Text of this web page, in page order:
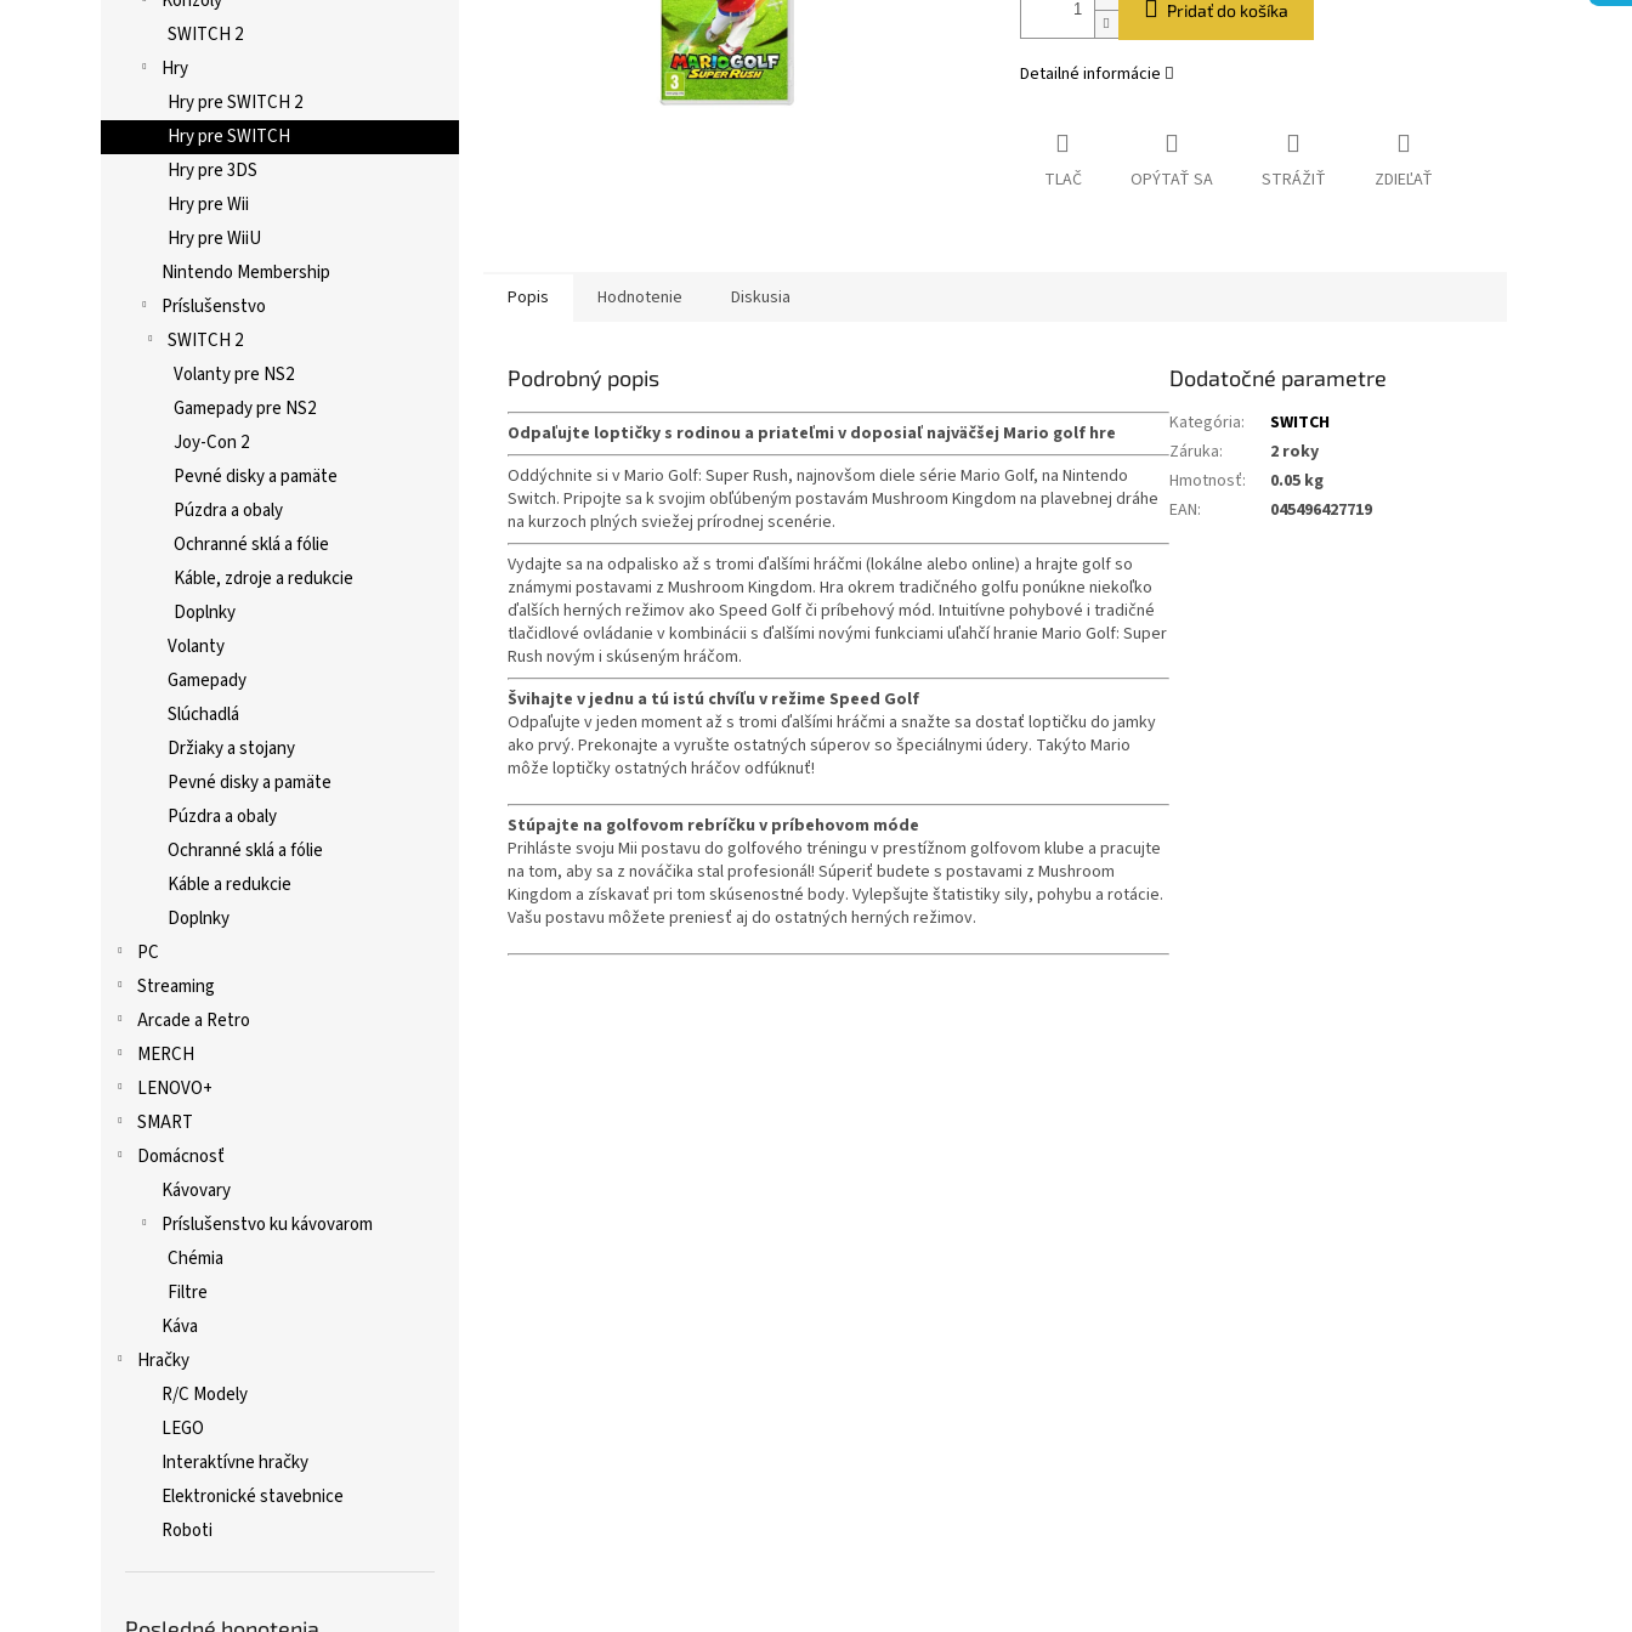
SWITCH 2
Hry
Hry pre SWITCH 2
Hry pre SWITCH
Hry pre 3DS
Hry pre Wii
Hry pre WiiU
Nintendo Membership
Príslušenstvo
SWITCH 2
Volanty pre NS2
Gamepady pre NS2
Joy-Con 2
Pevné disky a pamäte
Púzdra a obaly
Ochranné sklá a fólie
Káble, zdroje a redukcie
Doplnky
Volanty
Gamepady
Slúchadlá
Držiaky a stojany
Pevné disky a pamäte
Púzdra a obaly
Ochranné sklá a fólie
Káble a redukcie
Doplnky
PC
Streaming
Arcade a Retro
MERCH
LENOVO+
SMART
Domácnosť
Kávovary
Príslušenstvo ku kávovarom
Chémia
Filtre
Káva
Hračky
R/C Modely
LEGO
Interaktívne hračky
Elektronické stavebnice
Roboti
Pridať do košíka
Detailné informácie
TLAČ OPÝTAŤ SA STRÁŽIŤ ZDIEĽAŤ
Popis Hodnotenie Diskusia
Podrobný popis
Odpaľujte loptičky s rodinou a priateľmi v doposiaľ najväčšej Mario golf hre
Oddýchnite si v Mario Golf: Super Rush, najnovšom diele série Mario Golf, na Nintendo
Switch. Pripojte sa k svojim obľúbeným postavám Mushroom Kingdom na plavebnej dráhe
na kurzoch plných sviežej prírodnej scenérie.
Vydajte sa na odpalisko až s tromi ďalšími hráčmi (lokálne alebo online) a hrajte golf so
známymi postavami z Mushroom Kingdom. Hra okrem tradičného golfu ponúkne niekoľko
ďalších herných režimov ako Speed Golf či príbehový mód. Intuitívne pohybové i tradičné
tlačidlové ovládanie v kombinácii s ďalšími novými funkciami uľahčí hranie Mario Golf: Super
Rush novým i skúseným hráčom.
Švihajte v jednu a tú istú chvíľu v režime Speed Golf
Odpaľujte v jeden moment až s tromi ďalšími hráčmi a snažte sa dostať loptičku do jamky
ako prvý. Prekonajte a vyrušte ostatných súperov so špeciálnymi údery. Takýto Mario
môže loptičky ostatných hráčov odfúknuť!
Stúpajte na golfovom rebríčku v príbehovom móde
Prihláste svoju Mii postavu do golfového tréningu v prestížnom golfovom klube a pracujte
na tom, aby sa z nováčika stal profesionál! Súperiť budete s postavami z Mushroom
Kingdom a získavať pri tom skúsenostné body. Vylepšujte štatistiky sily, pohybu a rotácie.
Vašu postavu môžete preniesť aj do ostatných herných režimov.
Dodatočné parametre
Kategória:
SWITCH
Záruka:
2 roky
Hmotnosť:
0.05 kg
EAN: 045496427719